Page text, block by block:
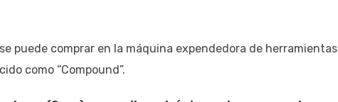
puede comprar en la máquina expendedora de herramientas
como “Compound”.